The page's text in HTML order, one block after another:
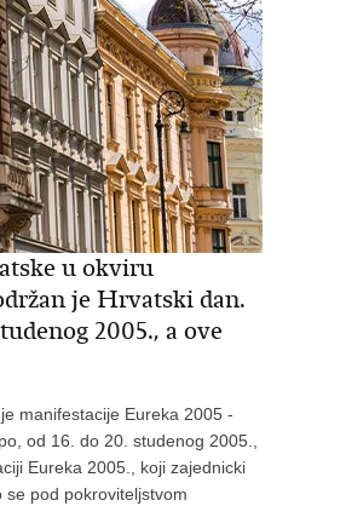
u okviru
je Hrvatski dan.
2005., a ove
manifestacije Eureka 2005 -
od 16. do 20. studenog 2005.,
Eureka 2005., koji zajednicki
pod pokroviteljstvom